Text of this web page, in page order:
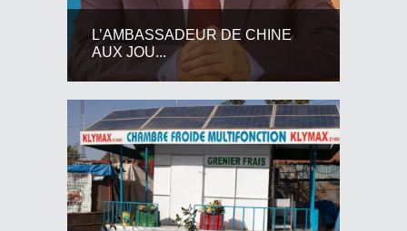
L’AMBASSADEUR DE CHINE
AUX JOU...